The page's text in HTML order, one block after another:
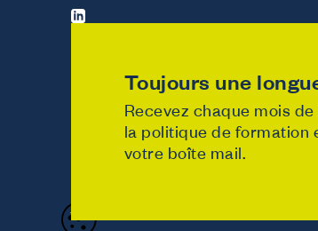
Toujours une
Recevez chaque mois
la politique de formation
votre boîte mail.
Politique de vie privée